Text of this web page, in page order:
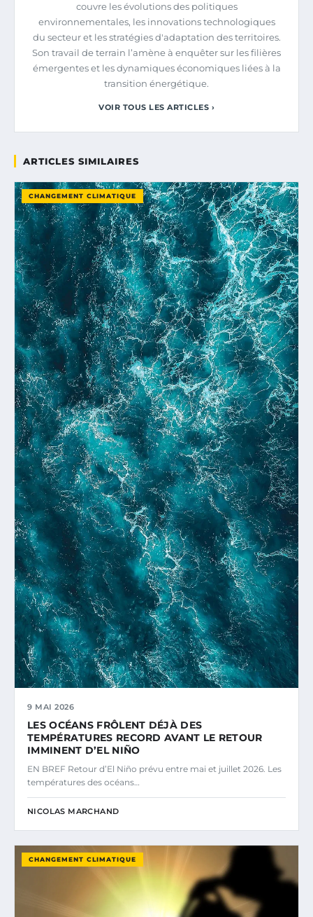
couvre les évolutions des politiques
environnementales, les innovations technologiques
du secteur et les stratégies d'adaptation des territoires.
Son travail de terrain l’amène à enquêter sur les filières
émergentes et les dynamiques économiques liées à la
transition énergétique.
VOIR TOUS LES ARTICLES ›
ARTICLES SIMILAIRES
CHANGEMENT CLIMATIQUE
9 MAI 2026
LES OCÉANS FRÔLENT DÉJÀ DES
TEMPÉRATURES RECORD AVANT LE RETOUR
IMMINENT D’EL NIÑO
EN BREF Retour d’El Niño prévu entre mai et juillet 2026. Les
températures des océans…
NICOLAS MARCHAND
CHANGEMENT CLIMATIQUE